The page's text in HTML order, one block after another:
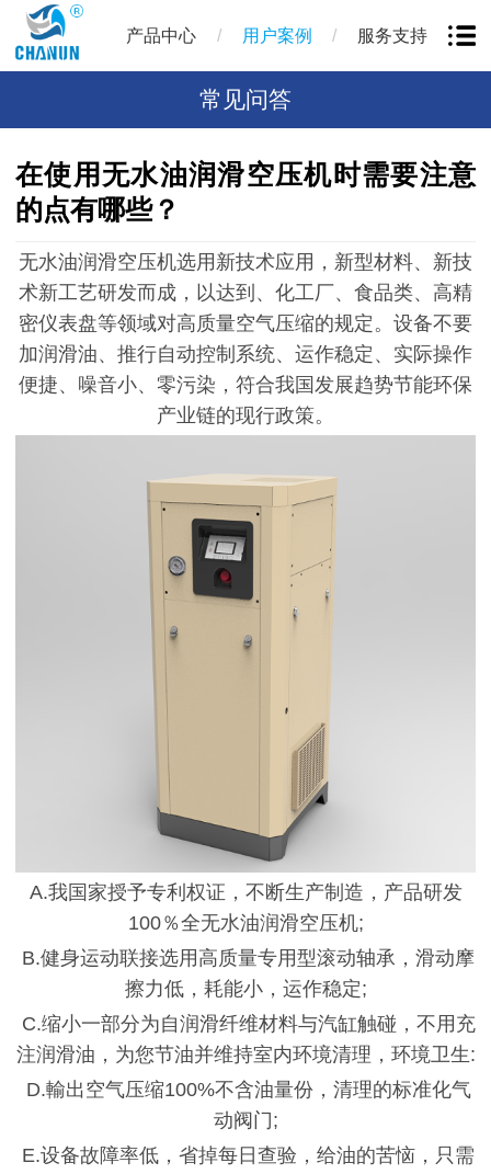
产品中心 / 用户案例 / 服务支持
常见问答
在使用无水油润滑空压机时需要注意
的点有哪些？
无水油润滑空压机选用新技术应用，新型材料、新技
术新工艺研发而成，以达到、化工厂、食品类、高精
密仪表盘等领域对高质量空气压缩的规定。设备不要
加润滑油、推行自动控制系统、运作稳定、实际操作
便捷、噪音小、零污染，符合我国发展趋势节能环保
产业链的现行政策。
A.我国家授予专利权证，不断生产制造，产品研发
100％全无水油润滑空压机;
B.健身运动联接选用高质量专用型滚动轴承，滑动摩
擦力低，耗能小，运作稳定;
C.缩小一部分为自润滑纤维材料与汽缸触碰，不用充
注润滑油，为您节油并维持室内环境清理，环境卫生:
D.輸出空气压缩100%不含油量份，清理的标准化气
动阀门;
E.设备故障率低，省掉每日查验，给油的苦恼，只需